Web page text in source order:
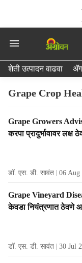
e
शेती उत्पादन वाढवा
Grape Crop
T
a
s
l
t
Grape Growers
करपा प्रादुर्भावावर लक्ष
डॉ. एस. डी. सावंत 06 Aug
Grape Vineyard
केवडा नियंत्रणात ठेवणे
डॉ. एस. डी. सावंत 30 Jul